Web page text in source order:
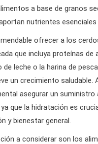
a base de granos
nutrientes
ofrecer a los
que incluya proteínas de
de leche o la harina de
un crecimiento saludable.
asegurar un suministro
que la hidratación es
y bienestar general.
a considerar son los